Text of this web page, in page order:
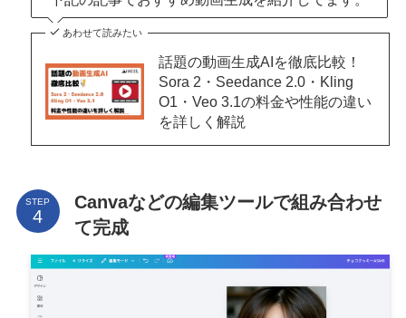
あわせて読みたい
話題の動画生成AIを徹底比較！
Sora 2・Seedance 2.0・Kling
O1・Veo 3.1の料金や性能の違い
を詳しく解説
STEP
Canvaなどの編集ツールで組み合わせ
て完成